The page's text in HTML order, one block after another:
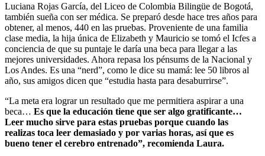
Luciana Rojas García, del Liceo de Colombia Bilingüe de Bogotá,
también sueña con ser médica. Se preparó desde hace tres años para
obtener, al menos, 440 en las pruebas. Proveniente de una familia
clase media, la hija única de Elizabeth y Mauricio se tomó el Icfes a
conciencia de que su puntaje le daría una beca para llegar a las
mejores universidades. Ahora repasa los pénsums de la Nacional y
Los Andes. Es una “nerd”, como le dice su mamá: lee 50 libros al
año, sus amigos dicen que “estudia hasta para desaburrirse”.
“La meta era lograr un resultado que me permitiera aspirar a una
beca… Es que la educación tiene que ser algo gratificante…
Leer mucho sirve para estas pruebas porque cuando las
realizas toca leer demasiado y por varias horas, así que es
bueno tener el cerebro entrenado”, recomienda Laura.